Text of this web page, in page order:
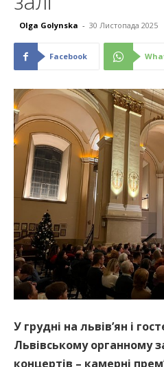
Olga Golynska - 30 Листопада 2025
Facebook
У грудні на львів’ян і
Львівському органному
концертів – камерні